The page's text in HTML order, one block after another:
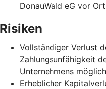
DonauWald eG vor Ort
Risiken
Vollständiger Verlust
Zahlungsunfähigkeit
Unternehmens möglich
Erheblicher